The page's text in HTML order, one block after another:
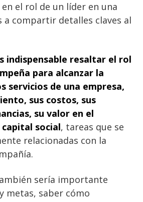
el rol de un líder en una
a compartir detalles claves al
indispensable resaltar el rol
para alcanzar la
servicios de una empresa,
sus costos, sus
su valor en el
social, tareas que se
relacionadas con la
sería importante
metas, saber cómo